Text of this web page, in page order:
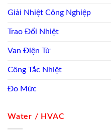
Giải Nhiệt Công Nghiệp
Trao Đổi Nhiệt
Van Điện Từ
Công Tắc Nhiệt
Đo Mức
Water / HVAC